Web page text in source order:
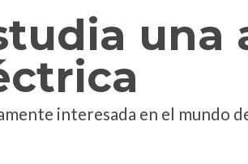
una
interesada en el mundo